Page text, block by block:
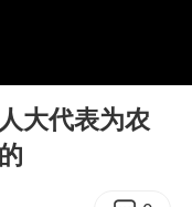
10余省份将出现强风雨 局地特大暴雨
上邀请引热议
大代表为农